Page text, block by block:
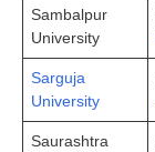
Sambalpur
University
Sarguja
University
Saurashtra